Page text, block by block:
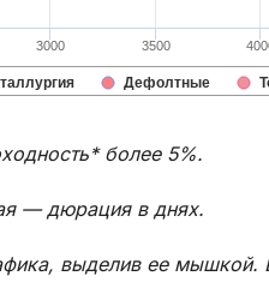
Дефолтные
3000 3500
более 5%.
— дюрация в днях.
выделив ее мышкой.